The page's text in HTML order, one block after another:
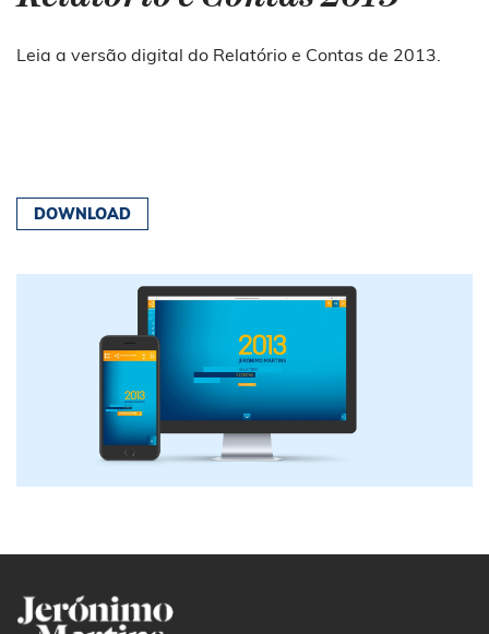
Leia a versão digital do Relatório e Contas de 2013.
DOWNLOAD